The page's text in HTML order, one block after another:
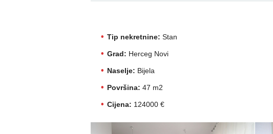
Tip nekretnine: Stan
Grad: Herceg Novi
Naselje: Bijela
Površina: 47 m2
Cijena: 124000 €